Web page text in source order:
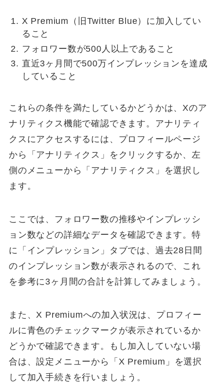
X Premium（旧Twitter Blue）に加入してい
ること
フォロワー数が500人以上であること
直近3ヶ月間で500万インプレッションを達成
していること
これらの条件を満たしているかどうかは、Xのア
ナリティクス機能で確認できます。アナリティ
クスにアクセスするには、プロフィールページ
から「アナリティクス」をクリックするか、左
側のメニューから「アナリティクス」を選択し
ます。
ここでは、フォロワー数の推移やインプレッシ
ョン数などの詳細なデータを確認できます。特
に「インプレッション」タブでは、過去28日間
のインプレッション数が表示されるので、これ
を参考に3ヶ月間の合計を計算してみましょう。
また、X Premiumへの加入状況は、プロフィー
ルに青色のチェックマークが表示されているか
どうかで確認できます。もし加入していない場
合は、設定メニューから「X Premium」を選択
して加入手続きを行いましょう。